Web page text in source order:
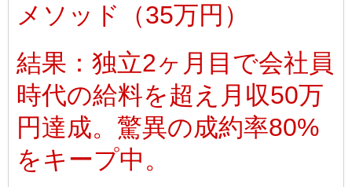
メソッド（35万円）
結果：独立2ヶ月目で会社員
時代の給料を超え月収50万
円達成。驚異の成約率80%
をキープ中。